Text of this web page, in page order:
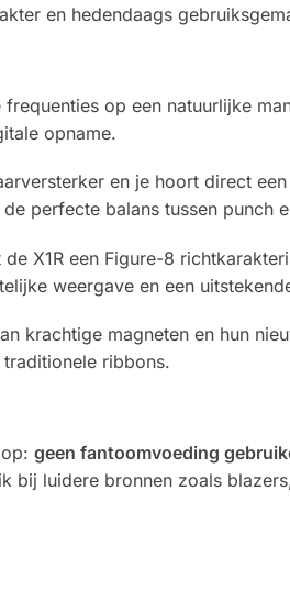
en hedendaags
op een natuurlijke
opname.
en je hoort direct
perfecte balans tussen punch
X1R een Figure-8
weergave en een
krachtige magneten en hun
ribbons.
op:geen fantoomvoeding
bij luidere bronnen zoals